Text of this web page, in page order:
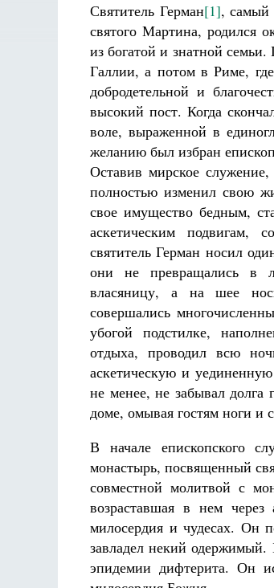
Святитель Герман[1], самый
святого Мартина, родился
из богатой и знатной семьи.
Галлии, а потом в Риме,
добродетельной и
высокий пост. Когда
воле, выраженной в
желанию был избран
Оставив мирское
полностью изменил свою
свое имущество бедным,
аскетическим
святитель Герман носил
они не превращались в
власяницу, а на шее
совершались
убогой подстилке,
отдыха, проводил всю
аскетическую и
не менее, не забывал долга
доме, омывая гостям ноги и
В начале епископского
монастырь, посвященный
совместной молитвой с
возраставшая в нем через
милосердия и чудесах. Он
завладел некий одержимый.
эпидемии дифтерита. Он
Разлуки не будет